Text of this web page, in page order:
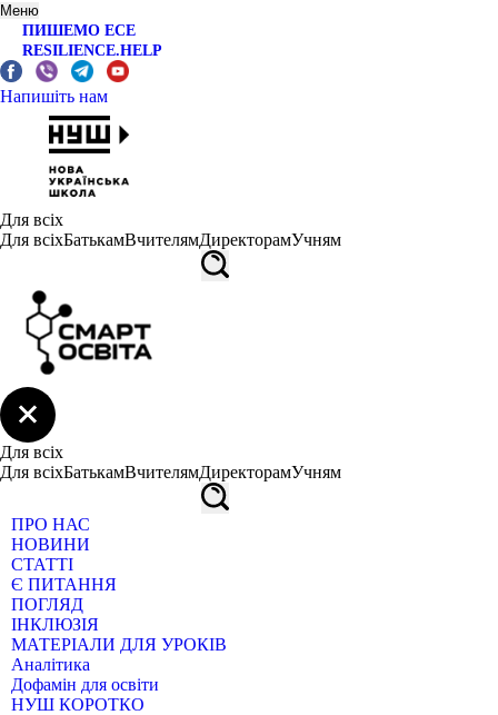
Меню
ПИШЕМО ЕСЕ
RESILIENCE.HELP
Напишіть нам
Для всіх
Для всіхБатькамВчителямДиректорамУчням
Для всіх
Для всіхБатькамВчителямДиректорамУчням
ПРО НАС
НОВИНИ
СТАТТІ
Є ПИТАННЯ
ПОГЛЯД
ІНКЛЮЗІЯ
МАТЕРІАЛИ ДЛЯ УРОКІВ
Аналітика
Дофамін для освіти
НУШ КОРОТКО